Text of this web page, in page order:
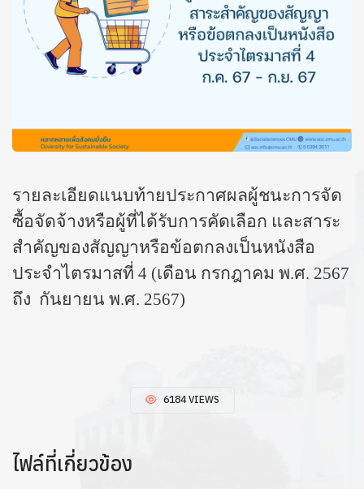
รายละเอียดแนบท้ายประกาศผลผู้ชนะการจัด
ซื้อจัดจ้างหรือผู้ที่ได้รับการคัดเลือก และสาระ
สำคัญของสัญญาหรือข้อตกลงเป็นหนังสือ
ประจำไตรมาสที่ 4 (เดือน กรกฎาคม พ.ศ. 2567
ถึง กันยายน พ.ศ. 2567)
6184 VIEWS
ไฟล์ที่เกี่ยวข้อง